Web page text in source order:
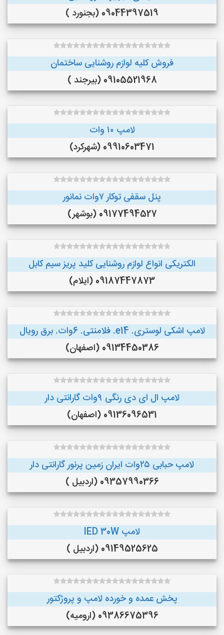
09044397519 (بجنورد )
فروش کلیه لوازم روشنایی ساختمان
09105521968 (بیرجند )
لامپ ۱۰ وات
09910603471 (شهرکرد)
پنل سقفی توکار ۷وات نمانور
09177494527 (بوشهر)
الکتریکی انواع لوازم روشنایی کلید پریز سیم کابل
09187447873 (ایلام)
لامپ اشکی لوستری. e14. فلامنتی. 6وات. برق رویال
09134450386 (اصفهان)
لامپ ال ای دی رنگی ۹وات گارانتی دار
09136096531 (اصفهان)
لامپ حبابی ۲۵وات ایران زمین پرنور گارانتی دار
09357990366 (اردبیل )
لامپ lED 30W
09149525625 (اردبیل )
پخش عمده و خورده لامپ و پروژکتور
09386675396 (ارومیه)